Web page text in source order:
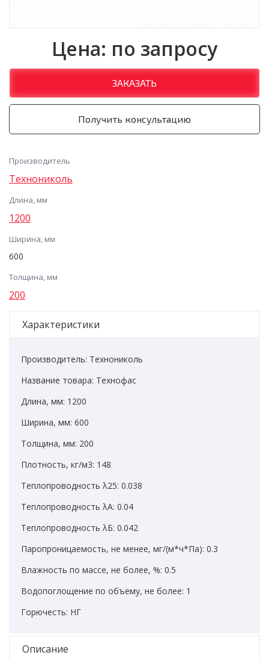
Цена: по запросу
ЗАКАЗАТЬ
Получить консультацию
Производитель
Технониколь
Длина, мм
1200
Ширина, мм
600
Толщина, мм
200
Характеристики
Производитель: Технониколь
Название товара: Технофас
Длина, мм: 1200
Ширина, мм: 600
Толщина, мм: 200
Плотность, кг/м3: 148
Теплопроводность λ25: 0.038
Теплопроводность λА: 0.04
Теплопроводность λБ: 0.042
Паропроницаемость, не менее, мг/(м*ч*Па): 0.3
Влажность по массе, не более, %: 0.5
Водопоглощение по объему, не более: 1
Горючесть: НГ
Описание